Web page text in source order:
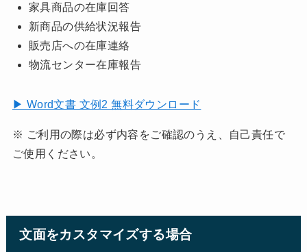
家具商品の在庫回答
新商品の供給状況報告
販売店への在庫連絡
物流センター在庫報告
▶ Word文書 文例2 無料ダウンロード
※ ご利用の際は必ず内容をご確認のうえ、自己責任で
ご使用ください。
文面をカスタマイズする場合